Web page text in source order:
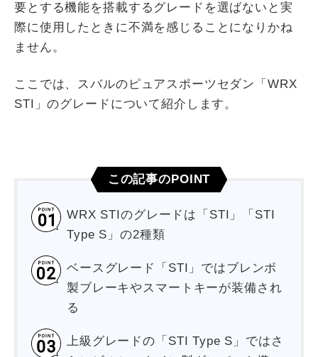
要とする機能を搭載するグレードを選ばないと実
際に使用したときに不満を感じることになりかね
ません。
ここでは、スバルのピュアスポーツセダン「WRX
STI」のグレードについて紹介します。
この記事のPOINT
WRX STIのグレードは「STI」「STI
Type S」の2種類
ベースグレード「STI」ではブレンボ
製ブレーキやスマートキーが装備され
る
上級グレードの「STI Type S」ではさ